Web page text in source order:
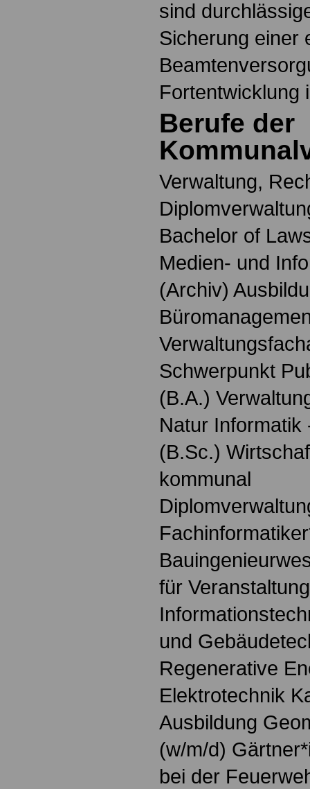
sind
Sicherung einer
Fortentwicklung
Berufe der
Verwaltung,
Bachelor of
Medien- und
(Archiv)
Schwerpunkt
(B.A.)
Natur Informatik
(B.Sc.)
kommunal
für
und
Regenerative
Elektrotechnik
Ausbildung
(w/m/d)
bei der